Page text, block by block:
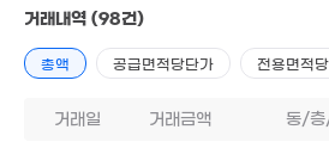
거래내역 (98건)
총액 공급면적당단가 전용면적
거래일 거래금액 동/층